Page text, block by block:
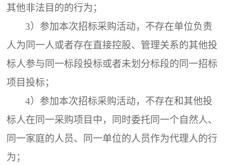
其他非法目的的行为；
3）参加本次招标采购活动，不存在单位负责
人为同一人或者存在直接控股、管理关系的其他投
标人参与同一标段投标或者未划分标段的同一招标
项目投标；
4）参加本次招标采购活动，不存在和其他投
标人在同一采购项目中，同时委托同一个自然人、
同一家庭的人员、同一单位的人员作为代理人的行
为；